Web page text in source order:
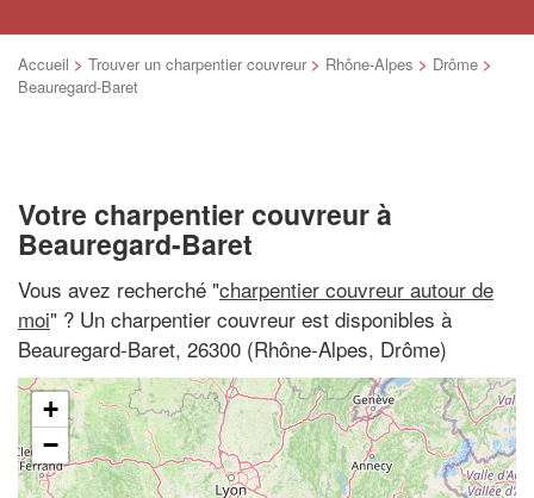
Accueil > Trouver un charpentier couvreur > Rhône-Alpes > Drôme >
Beauregard-Baret
Votre charpentier couvreur à
Beauregard-Baret
Vous avez recherché "charpentier couvreur autour de
moi" ? Un charpentier couvreur est disponibles à
Beauregard-Baret, 26300 (Rhône-Alpes, Drôme)
+
−